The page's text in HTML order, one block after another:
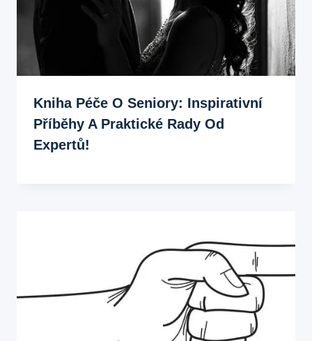
Kniha Péče O Seniory: Inspirativní
Příběhy A Praktické Rady Od
Expertů!